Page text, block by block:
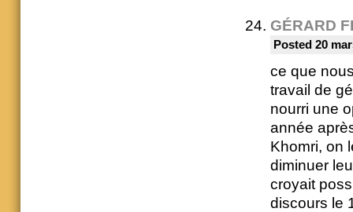
GÉRARD
Posted 20
ce que
travail de
nourri une
année
Khomri, on
diminuer
croyait
discours le